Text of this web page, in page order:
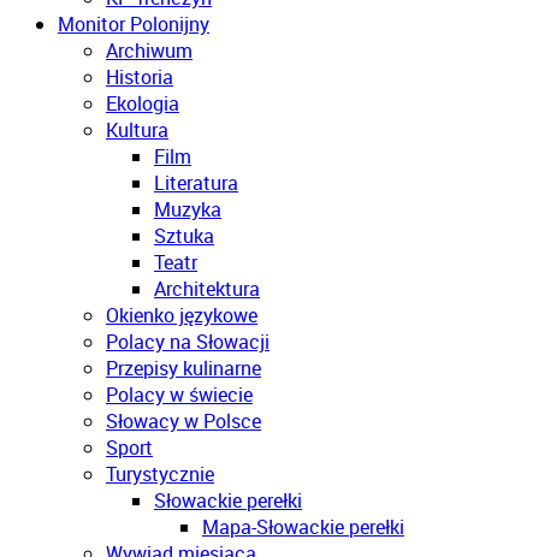
Monitor Polonijny
Archiwum
Historia
Ekologia
Kultura
Film
Literatura
Muzyka
Sztuka
Teatr
Architektura
Okienko językowe
Polacy na Słowacji
Przepisy kulinarne
Polacy w świecie
Słowacy w Polsce
Sport
Turystycznie
Słowackie perełki
Mapa-Słowackie perełki